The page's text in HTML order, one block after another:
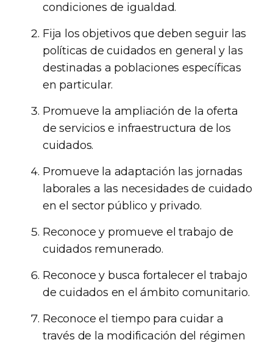
condiciones de igualdad.
Fija los objetivos que deben seguir las
políticas de cuidados en general y las
destinadas a poblaciones específicas
en particular.
Promueve la ampliación de la oferta
de servicios e infraestructura de los
cuidados.
Promueve la adaptación las jornadas
laborales a las necesidades de cuidado
en el sector público y privado.
Reconoce y promueve el trabajo de
cuidados remunerado.
Reconoce y busca fortalecer el trabajo
de cuidados en el ámbito comunitario.
Reconoce el tiempo para cuidar a
través de la modificación del régimen